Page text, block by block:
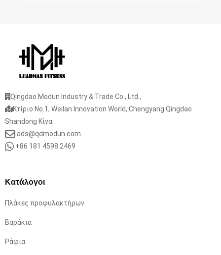
Qingdao Modun Industry & Trade Co., Ltd.,
Κτίριο No.1, Weilan Innovation World, Chengyang Qingdao
Shandong Κίνα.
ads@qdmodun.com
+86 181 4598 2469
Κατάλογοι
Πλάκες προφυλακτήρων
Βαράκια
Ράφια